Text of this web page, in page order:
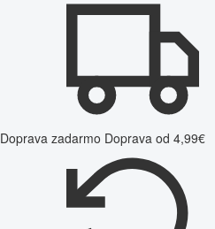
Doprava zadarmo Doprava od 4,99€